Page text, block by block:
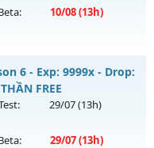
10/08(13h)
Wc tại K4
chủSeason 2.0
6 - Exp: 9999x - Drop:
FREE
29/07(13h)
29/07(13h)